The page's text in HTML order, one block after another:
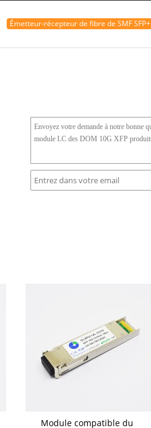
Émetteur-récepteur de fibre de SMF SFP+
Module compatible du